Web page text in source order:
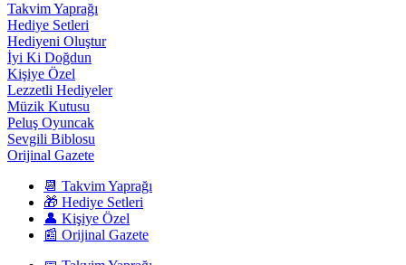
Takvim Yaprağı
Hediye Setleri
Hediyeni Oluştur
İyi Ki Doğdun
Kişiye Özel
Lezzetli Hediyeler
Müzik Kutusu
Peluş Oyuncak
Sevgili Biblosu
Orijinal Gazete
📆 Takvim Yaprağı
🎁 Hediye Setleri
👤 Kişiye Özel
📰 Orijinal Gazete